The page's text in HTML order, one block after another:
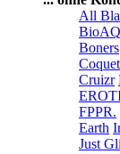
All
Boners
Cruizr
FPPR.
Earth
Just